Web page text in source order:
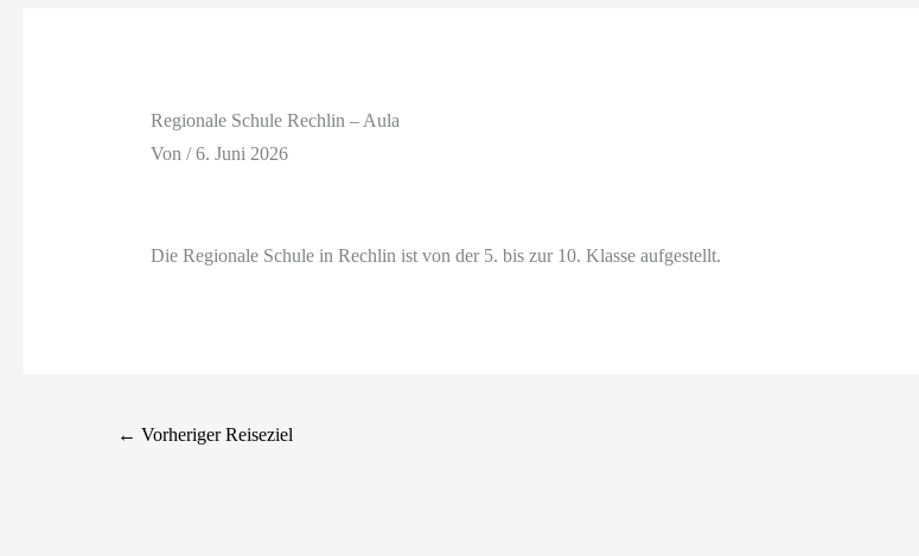
Regionale Schule Rechlin – Aula
Von /6. Juni 2026
Die Regionale Schule in Rechlin ist von der 5. bis zur 10. Klasse aufgestellt.
← Vorheriger Reiseziel